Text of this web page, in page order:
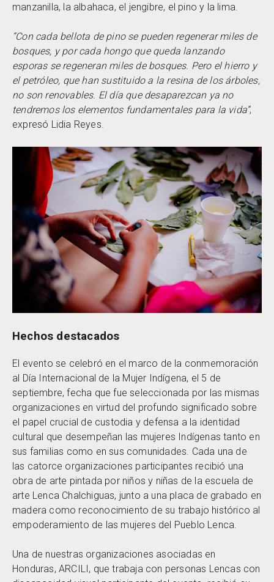
manzanilla, la albahaca, el jengibre, el pino y la lima.
“Con cada bellota de pino se pueden regenerar miles de
bosques, y por cada hongo que queda lanzando
esporas se regeneran miles de bosques. Pero el hierro y
el petróleo, que han sustituido a la resina de los árboles,
no son renovables. El día que desaparezcan ya no
tendremos los elementos fundamentales para la vida”,
expresó Lidia Reyes.
Hechos destacados
El evento se celebró en el marco de la conmemoración
al Día Internacional de la Mujer Indígena, el 5 de
septiembre, fecha que fue seleccionada por las mismas
organizaciones en virtud del profundo significado sobre
el papel crucial de custodia y defensa a la identidad
cultural que desempeñan las mujeres Indígenas tanto en
sus familias como en sus comunidades. Cada una de
las catorce organizaciones participantes recibió una
obra de arte pintada por niños y niñas de la escuela de
arte Lenca Chalchiguas, junto a una placa de grabado en
madera como reconocimiento de su trabajo histórico al
empoderamiento de las mujeres del Pueblo Lenca.
Una de nuestras organizaciones asociadas en
Honduras, ARCILI, que trabaja con personas Lencas con